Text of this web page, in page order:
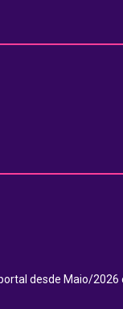
desde Maio/2026